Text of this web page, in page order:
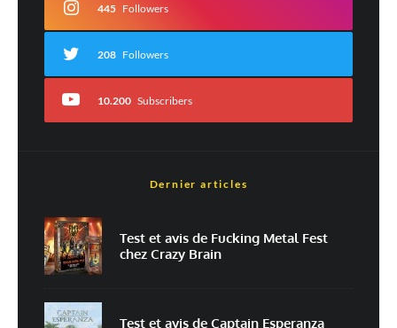
E-mail*
445 Followers
208 Followers
10.200 Subscribers
Dernier articles
Test et avis de Fucking Metal Fest
chez Crazy Brain
Test et avis de Captain Esperanza